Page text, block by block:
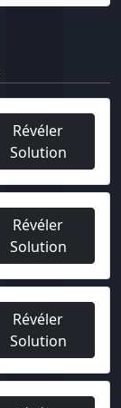
Révéler
Solution
Révéler
Solution
Révéler
Solution